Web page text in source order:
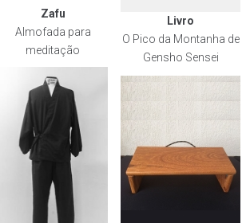
Zafu
Almofada para
meditação
Livro
O Pico da Montanha de
Gensho Sensei